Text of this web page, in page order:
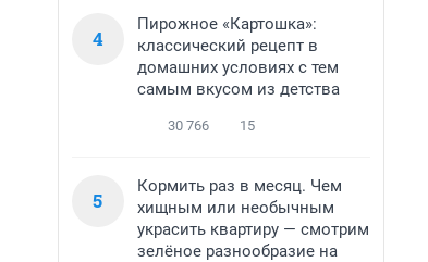
4
Пирожное «Картошка»:
классический рецепт в
домашних условиях с тем
самым вкусом из детства
30 766 15
5
Кормить раз в месяц. Чем
хищным или необычным
украсить квартиру — смотрим
зелёное разнообразие на